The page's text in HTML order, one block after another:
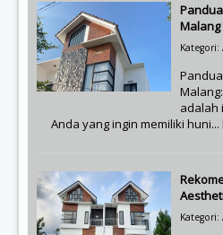
adalah
Anda yang ingin memiliki huni...